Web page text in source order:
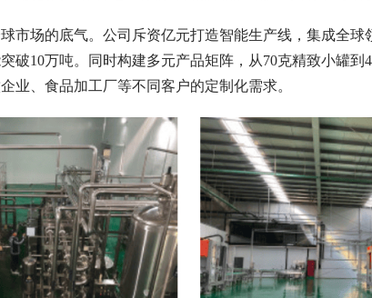
场的底气。公司斥资亿元打造智能生产线，集成全球
破10万吨。同时构建多元产品矩阵，从70克精致小罐到
业、食品加工厂等不同客户的定制化需求。